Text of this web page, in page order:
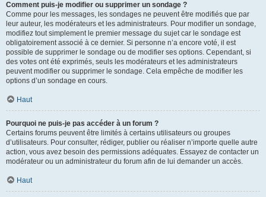
Comment puis-je modifier ou supprimer un sondage ?
Comme pour les messages, les sondages ne peuvent être modifiés que par
leur auteur, les modérateurs et les administrateurs. Pour modifier un sondage,
modifiez tout simplement le premier message du sujet car le sondage est
obligatoirement associé à ce dernier. Si personne n’a encore voté, il est
possible de supprimer le sondage ou de modifier ses options. Cependant, si
des votes ont été exprimés, seuls les modérateurs et les administrateurs
peuvent modifier ou supprimer le sondage. Cela empêche de modifier les
options d’un sondage en cours.
Haut
Pourquoi ne puis-je pas accéder à un forum ?
Certains forums peuvent être limités à certains utilisateurs ou groupes
d’utilisateurs. Pour consulter, rédiger, publier ou réaliser n’importe quelle autre
action, vous avez besoin des permissions adéquates. Essayez de contacter un
modérateur ou un administrateur du forum afin de lui demander un accès.
Haut